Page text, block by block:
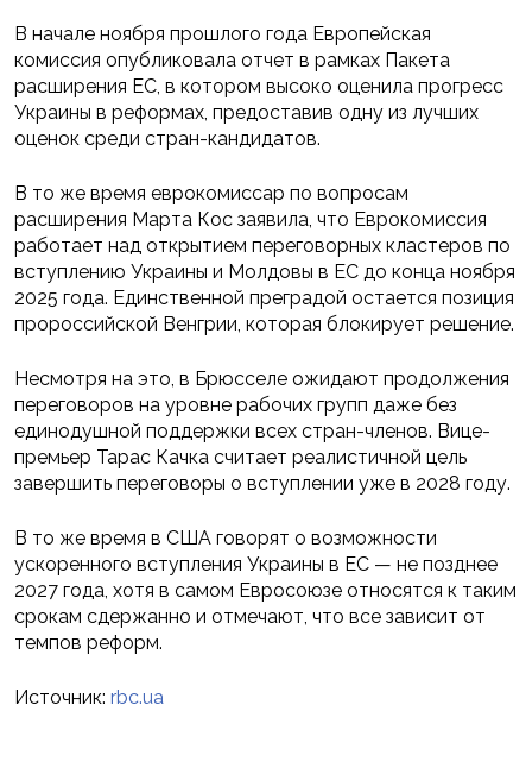
В начале ноября прошлого года Европейская
комиссия опубликовала отчет в рамках Пакета
расширения ЕС, в котором высоко оценила прогресс
Украины в реформах, предоставив одну из лучших
оценок среди стран-кандидатов.
В то же время еврокомиссар по вопросам
расширения Марта Кос заявила, что Еврокомиссия
работает над открытием переговорных кластеров по
вступлению Украины и Молдовы в ЕС до конца ноября
2025 года. Единственной преградой остается позиция
пророссийской Венгрии, которая блокирует решение.
Несмотря на это, в Брюсселе ожидают продолжения
переговоров на уровне рабочих групп даже без
единодушной поддержки всех стран-членов. Вице-
премьер Тарас Качка считает реалистичной цель
завершить переговоры о вступлении уже в 2028 году.
В то же время в США говорят о возможности
ускоренного вступления Украины в ЕС — не позднее
2027 года, хотя в самом Евросоюзе относятся к таким
срокам сдержанно и отмечают, что все зависит от
темпов реформ.
Источник: rbc.ua